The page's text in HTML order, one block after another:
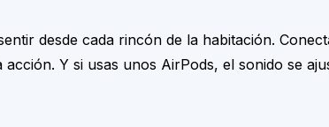
desde cada rincón de la habitación.
Y si usas unos AirPods, el sonido se